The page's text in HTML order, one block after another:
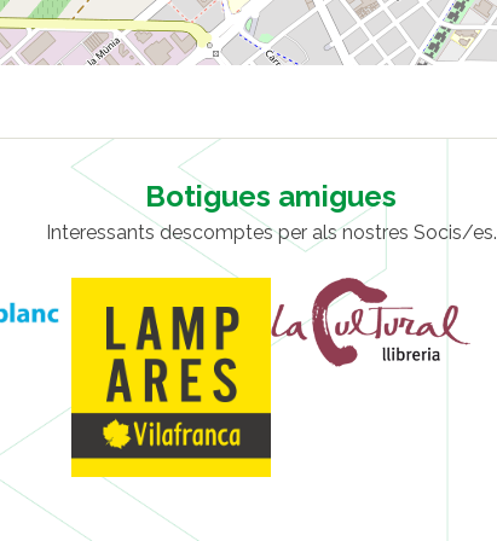
Botigues amigues
Interessants descomptes per als nostres Socis/es.